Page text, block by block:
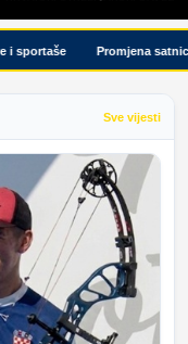
Promjena satnice
Sve vijesti